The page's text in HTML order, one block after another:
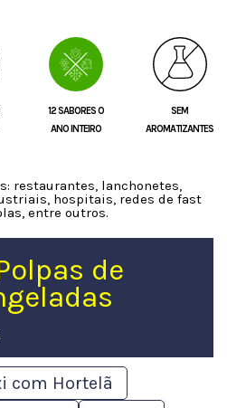
12 SABORES O
ANO INTEIRO
SEM
AROMATIZANTES
restaurantes, lanchonetes,
hospitais, redes de fast
entre outros.
de
com Hortelã